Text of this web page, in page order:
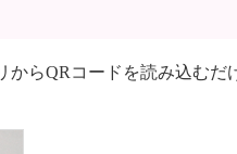
からQRコードを読み込むだ